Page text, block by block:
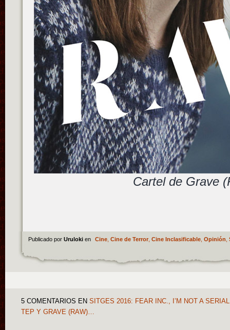
Cartel de Grave
Publicado por Uruloki en Cine, Cine de Terror, Cine Inclasificable, Opinión
5 COMENTARIOS EN SITGES 2016: FEAR INC., I’M NOT A
TEP Y GRAVE (RAW)…